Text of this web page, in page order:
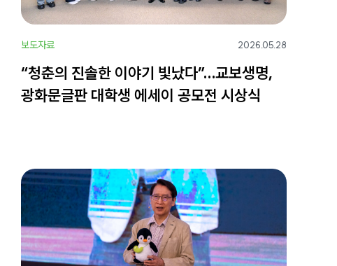
보도자료 2026.05.28
“청춘의 진솔한 이야기 빛났다”…교보생명,
광화문글판 대학생 에세이 공모전 시상식